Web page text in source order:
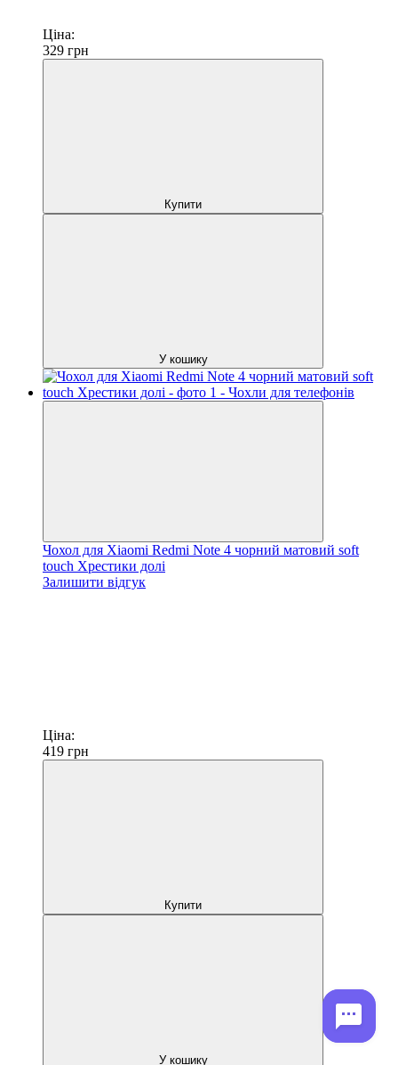
Ціна:
329 грн
Купити
У кошику
Чохол для Xiaomi Redmi Note 4 чорний матовий soft
touch Хрестики долі
Залишити відгук
Ціна:
419 грн
Купити
У кошику